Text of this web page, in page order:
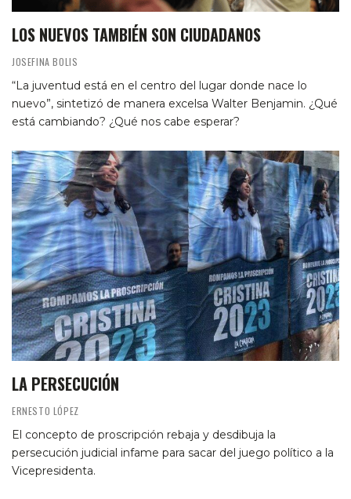
LOS NUEVOS TAMBIÉN SON CIUDADANOS
JOSEFINA BOLIS
“La juventud está en el centro del lugar donde nace lo
nuevo”, sintetizó de manera excelsa Walter Benjamin. ¿Qué
está cambiando? ¿Qué nos cabe esperar?
LA PERSECUCIÓN
ERNESTO LÓPEZ
El concepto de proscripción rebaja y desdibuja la
persecución judicial infame para sacar del juego político a la
Vicepresidenta.